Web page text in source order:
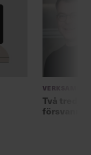
Två
försvann